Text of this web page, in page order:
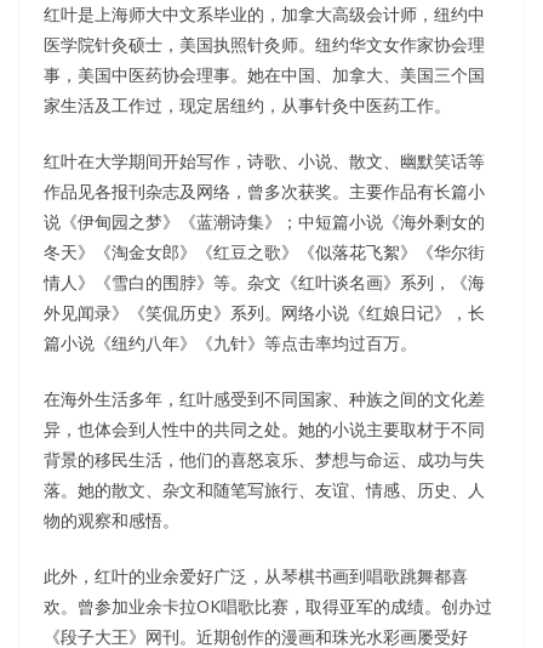
红叶是上海师大中文系毕业的，加拿大高级会计师，纽约中
医学院针灸硕士，美国执照针灸师。纽约华文女作家协会理
事，美国中医药协会理事。她在中国、加拿大、美国三个国
家生活及工作过，现定居纽约，从事针灸中医药工作。
红叶在大学期间开始写作，诗歌、小说、散文、幽默笑话等
作品见各报刊杂志及网络，曾多次获奖。主要作品有长篇小
说《伊甸园之梦》《蓝潮诗集》；中短篇小说《海外剩女的
冬天》《淘金女郎》《红豆之歌》《似落花飞絮》《华尔街
情人》《雪白的围脖》等。杂文《红叶谈名画》系列，《海
外见闻录》《笑侃历史》系列。网络小说《红娘日记》，长
篇小说《纽约八年》《九针》等点击率均过百万。
在海外生活多年，红叶感受到不同国家、种族之间的文化差
异，也体会到人性中的共同之处。她的小说主要取材于不同
背景的移民生活，他们的喜怒哀乐、梦想与命运、成功与失
落。她的散文、杂文和随笔写旅行、友谊、情感、历史、人
物的观察和感悟。
此外，红叶的业余爱好广泛，从琴棋书画到唱歌跳舞都喜
欢。曾参加业余卡拉OK唱歌比赛，取得亚军的成绩。创办过
《段子大王》网刊。近期创作的漫画和珠光水彩画屡受好